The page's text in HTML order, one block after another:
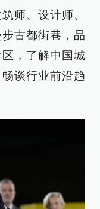
师、设计师、
古都街巷，品
，了解中国城
谈行业前沿趋